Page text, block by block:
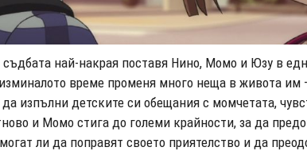
най-накрая поставя Нино, Момо и Юзу в
време променя много неща в живота им
изпълни детските си обещания с момчетата,
и Момо стига до големи крайности, за да
ли да поправят своето приятелство и да